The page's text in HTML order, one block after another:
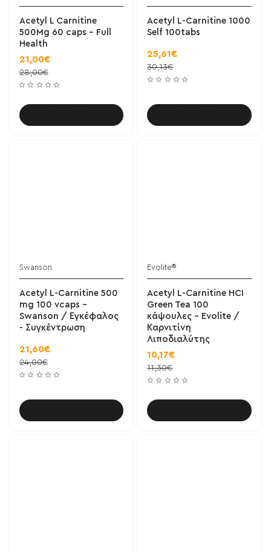
Acetyl L Carnitine
500Mg 60 caps - Full
Health
21,00€
28,00€
Acetyl L-Carnitine 1000
Self 100tabs
25,61€
30,13€
Swanson
Acetyl L-Carnitine 500
mg 100 vcaps -
Swanson / Εγκέφαλος
- Συγκέντρωση
21,60€
24,00€
Evolite®
Acetyl L-Carnitine HCI
Green Tea 100
κάψουλες - Evolite /
Καρνιτίνη
Λιποδιαλύτης
10,17€
11,30€